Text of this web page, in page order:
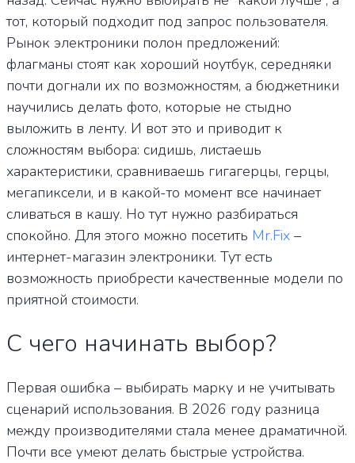
тот, который подходит под запрос пользователя.
Рынок электроники полон предложений:
флагманы стоят как хороший ноутбук, середняки
почти догнали их по возможностям, а бюджетники
научились делать фото, которые не стыдно
выложить в ленту. И вот это и приводит к
сложностям выбора: сидишь, листаешь
характеристики, сравниваешь гигагерцы, герцы,
мегапиксели, и в какой-то момент все начинает
сливаться в кашу. Но тут нужно разбираться
спокойно. Для этого можно посетить Mr.Fix –
интернет-магазин электроники. Тут есть
возможность приобрести качественные модели по
приятной стоимости.
С чего начинать выбор?
Первая ошибка – выбирать марку и не учитывать
сценарий использования. В 2026 году разница
между производителями стала менее драматичной.
Почти все умеют делать быстрые устройства.